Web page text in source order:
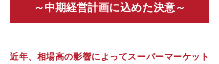
～中期経営計画に込めた決意～
近年、相場高の影響によってスーパーマーケット